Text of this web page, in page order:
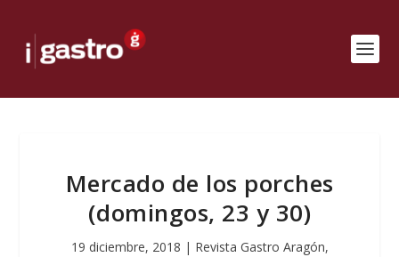
Mercado de los porches
(domingos, 23 y 30)
19 diciembre, 2018 | Revista Gastro Aragón,